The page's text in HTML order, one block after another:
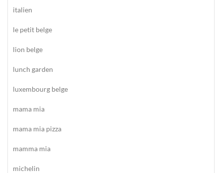
italien
le petit belge
lion belge
lunch garden
luxembourg belge
mama mia
mama mia pizza
mamma mia
michelin